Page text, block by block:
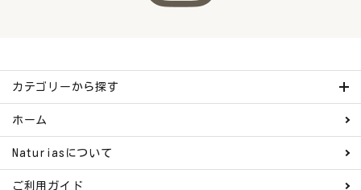
カテゴリーから探す
ホーム
Naturiasについて
ご利用ガイド